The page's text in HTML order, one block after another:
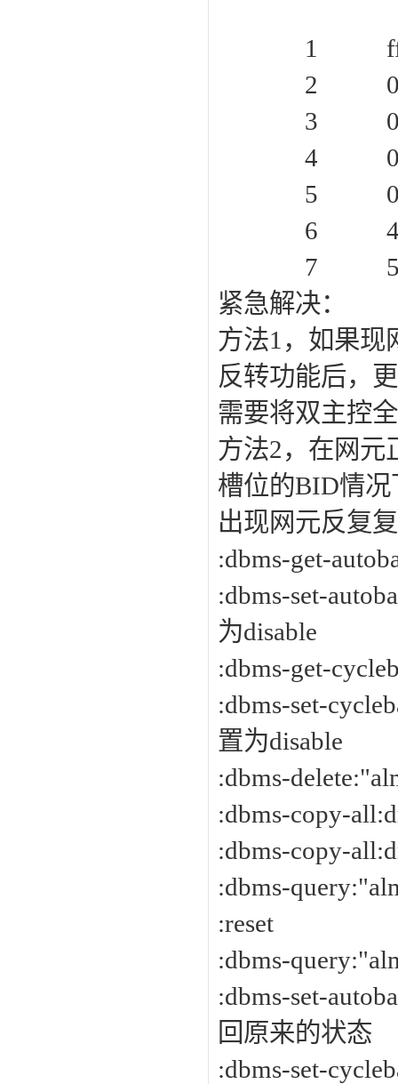
1 ff
2 05
3 05
4 05
5 05
6 4d
7 57
紧急解决：
方法1，如果现
反转功能后，
需要将双主控
方法2，在网元
槽位的BID情
出现网元反复
:dbms-get-
:dbms-set-
为disable
:dbms-get-
:dbms-set-
置为disable
:dbms-
:dbms-copy-
:dbms-copy-
:dbms-
:reset
:dbms-
:dbms-set-
回原来的状态
:dbms-set-